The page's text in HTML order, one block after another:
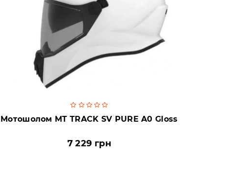
Мотошолом MT TRACK SV PURE A0 Gloss
7 229 грн